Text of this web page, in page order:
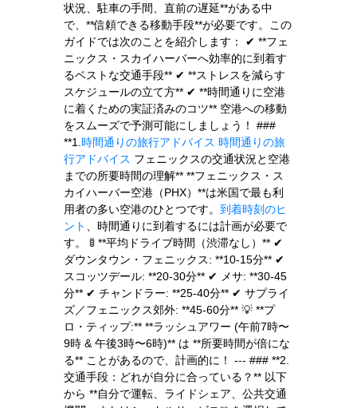
状況、駐車の手間、直前の遅延**がある中
で、**信頼できる移動手段**が必要です。この
ガイドでは次のことを紹介します： ✔ **フェ
ニックス・スカイハーバーへ効率的に到着す
るベストな交通手段** ✔ **ストレスを減らす
スケジュールの立て方** ✔ **時間通りに空港
に着くための実証済みのコツ** 空港への移動
をスムーズで予測可能にしましょう！ ###
**1. 時間通りの旅行アドバイス 時間通りの旅
行アドバイス フェニックスの交通状況と空港
までの所要時間の理解** **フェニックス・ス
カイハーバー空港（PHX）**は米国で最も利
用者の多い空港のひとつです。 到着時刻のヒ
ント
、時間通りに到着するには計画が必要で
す。 🚦 **平均ドライブ時間（渋滞なし）** ✔
ダウンタウン・フェニックス: **10‑15分** ✔
スコッツデール: **20‑30分** ✔ メサ: **30‑45
分** ✔ チャンドラー: **25‑40分** ✔ サプライ
ズ／フェニックス郊外: **45‑60分** 💡 **プ
ロ・ティップ:** **ラッシュアワー (午前7時〜
9時 & 午後3時〜6時)** は **所要時間が倍にな
る** ことがあるので、計画的に！ --- ### **2.
交通手段：どれが自分に合っている？** 以下
から **自分で運転、ライドシェア、公共交通